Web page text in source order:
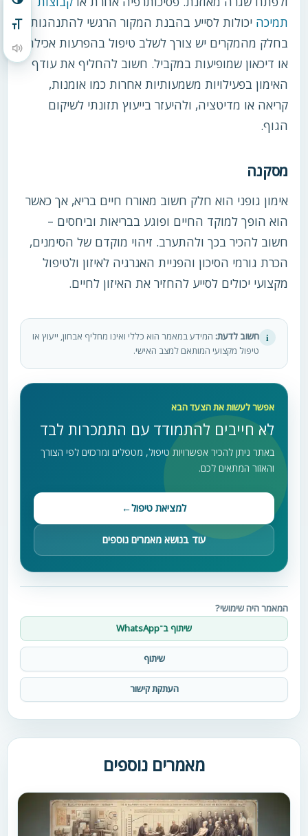
הפעל/כבה ניגודיות גבוהה
מתג גודל גופן
הקראת תוכן העמוד
תמיכה יכולות לסייע בהבנת המקור הרגשי להתנהגות.
בחלק מהמקרים יש צורך לשלב טיפול בהפרעות אכילה
או דיכאון שמופיעות במקביל. חשוב להחליף את עודף
האימון בפעילויות משמעותיות אחרות כמו אומנות,
קריאה או מדיטציה, ולהיעזר בייעוץ תזונתי לשיקום
הגוף.
מסקנה
אימון גופני הוא חלק חשוב מאורח חיים בריא, אך כאשר
הוא הופך למוקד החיים ופוגע בבריאות וביחסים –
חשוב להכיר בכך ולהתערב. זיהוי מוקדם של הסימנים,
הכרת גורמי הסיכון והפניית האנרגיה לאיזון ולטיפול
מקצועי יכולים לסייע להחזיר את האיזון לחיים.
i חשוב לדעת: המידע במאמר הוא כללי ואינו מחליף אבחון, ייעוץ או
טיפול מקצועי המותאם למצב האישי.
אפשר לעשות את הצעד הבא
לא חייבים להתמודד עם התמכרות לבד
באתר ניתן להכיר אפשרויות טיפול, מטפלים ומרכזים לפי הצורך
והאזור המתאים לכם.
למציאת טיפול←
עוד בנושא מאמרים נוספים
המאמר היה שימושי?
שיתוף ב־WhatsApp
שיתוף
העתקת קישור
מאמרים נוספים